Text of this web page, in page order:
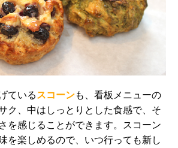
ているスコーンも、看板メニューの
ク、中はしっとりとした食感で、そ
を感じることができます。スコーン
を楽しめるので、いつ行っても新し